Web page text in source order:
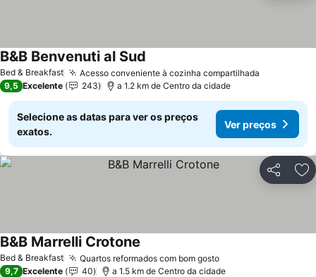
Bed & Breakfast Acesso conveniente à cozinha compartilhada
B&B Benvenuti al Sud
9,5 Excelente 243 a 1.2 km de Centro da cidade
Selecione as datas para ver os preços
exatos.
Ver preços
Partilhar
Bed & Breakfast Quartos reformados com bom gosto
B&B Marrelli Crotone
9,7 Excelente 40 a 1.5 km de Centro da cidade